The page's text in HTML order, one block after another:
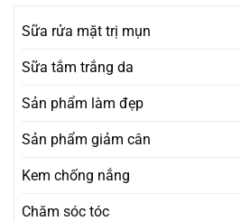
Sữa rửa mặt trị mụn
Sữa tắm trắng da
Sản phẩm làm đẹp
Sản phẩm giảm cân
Kem chống nắng
Chăm sóc tóc